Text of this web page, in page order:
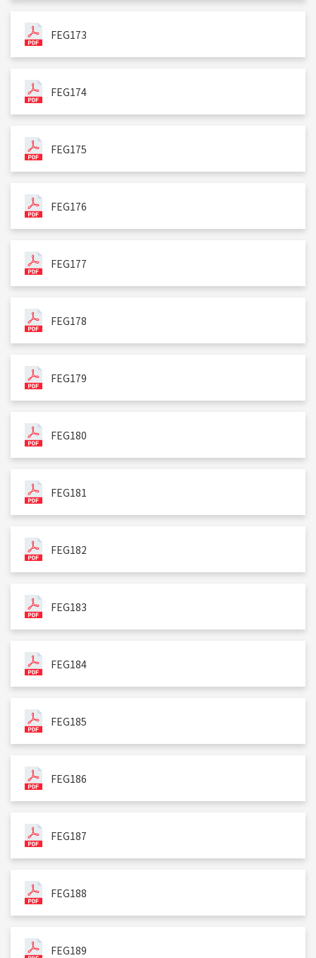
FEG173
FEG174
FEG175
FEG176
FEG177
FEG178
FEG179
FEG180
FEG181
FEG182
FEG183
FEG184
FEG185
FEG186
FEG187
FEG188
FEG189